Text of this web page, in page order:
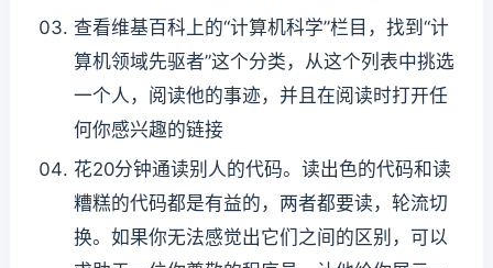
查看维基百科上的“计算机科学”栏目，找到“计
算机领域先驱者”这个分类，从这个列表中挑选
一个人，阅读他的事迹，并且在阅读时打开任
何你感兴趣的链接
花20分钟通读别人的代码。读出色的代码和读
糟糕的代码都是有益的，两者都要读，轮流切
换。如果你无法感觉出它们之间的区别，可以